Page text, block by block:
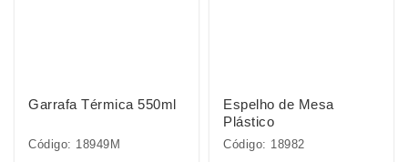
Garrafa Térmica 550ml
Código: 18949M
Espelho de Mesa
Plástico
Código: 18982